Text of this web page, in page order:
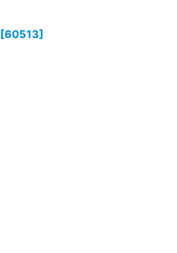
[60513]